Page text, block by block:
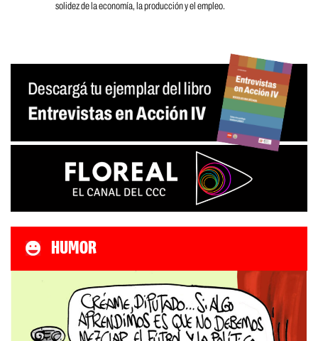
solidez de la economía, la producción y el empleo.
HUMOR